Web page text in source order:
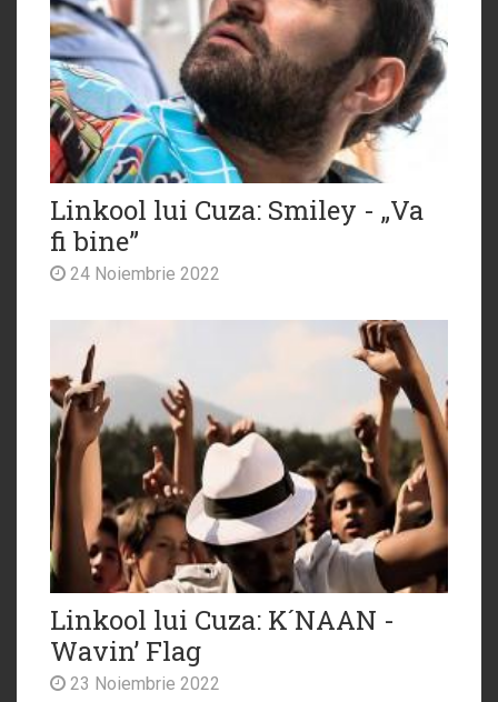
Linkool lui Cuza: Smiley - „Va
fi bine”
24 Noiembrie 2022
Linkool lui Cuza: K´NAAN -
Wavin’ Flag
23 Noiembrie 2022